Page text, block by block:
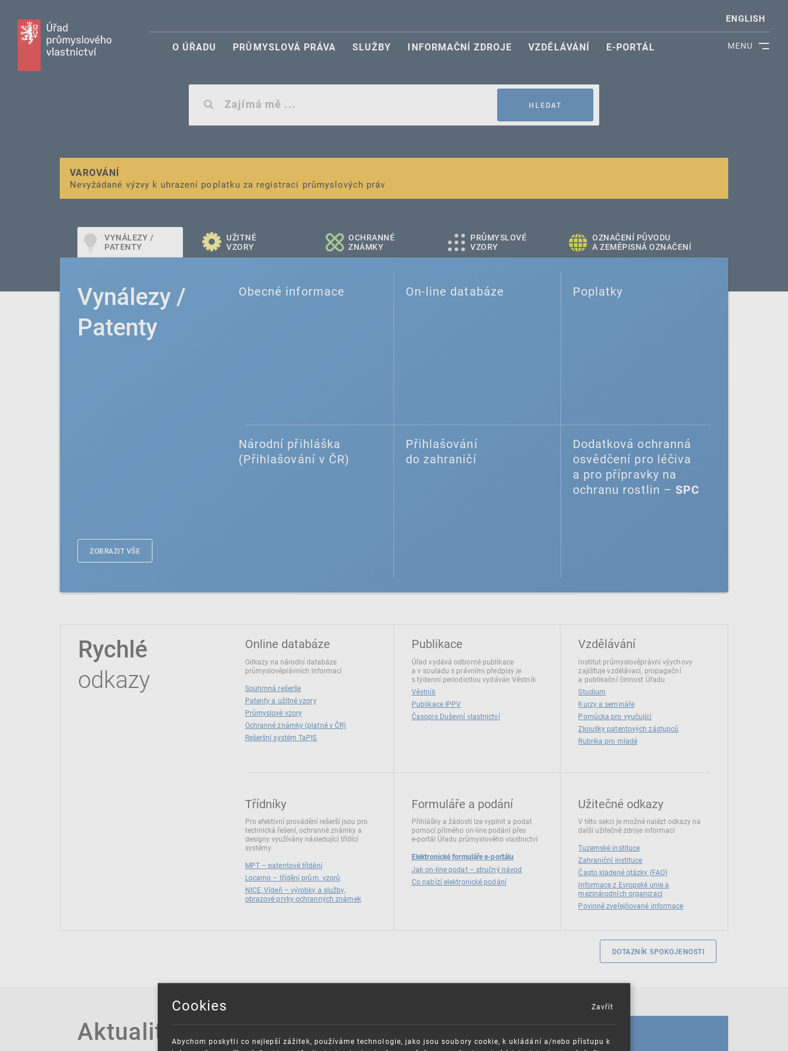
MENU
ENGLISH
O ÚŘADU PRŮMYSLOVÁ PRÁVA SLUŽBY INFORMAČNÍ ZDROJE VZDĚLÁVÁNÍ E-PORTÁL
HLEDAT
VAROVÁNÍ
Nevyžádané výzvy k uhrazení poplatku za registraci průmyslových práv
Finanční podpora
pro správu duševního vlastnictví pro malé a střední podniky
VYNÁLEZY /
PATENTY
UŽITNÉ
VZORY
OCHRANNÉ
ZNÁMKY
PRŮMYSLOVÉ
VZORY
OZNAČENÍ PŮVODU
A ZEMĚPISNÁ OZNAČENÍ
Vynálezy /
Patenty
Obecné informace On-line databáze Poplatky
Národní přihláška
(Přihlašování v ČR)
Přihlašování
do zahraničí
Dodatková ochranná
osvědčení pro léčiva
a pro přípravky na
ochranu rostlin – SPC
ZOBRAZIT VŠE
Rychlé
odkazy
Online databáze
Odkazy na národní databáze
průmyslověprávních informací
Souhrnná rešerše
Patenty a užitné vzory
Průmyslové vzory
Ochranné známky (platné v ČR)
Rešeršní systém TaPIS
Publikace
Úřad vydává odborné publikace
a v souladu s právními předpisy je
s týdenní periodicitou vydáván Věstník
Věstník
Publikace IPPV
Časopis Duševní vlastnictví
Vzdělávání
Institut průmyslověprávní výychovy
zajišťuje vzdělávací, propagační
a publikační činnost Úřadu
Studium
Kurzy a semináře
Pomůcka pro vyučující
Zkoušky patentových zástupců
Rubrika pro mladé
Třídníky
Pro efektivní provádění rešerší jsou pro
technická řešení, ochranné známky a
designy využívány následující třídící
systémy
MPT – patentové třídění
Locarno – třídění prům. vzorů
NICE, Vídeň – výrobky a služby,
obrazové prvky ochranných známek
Formuláře a podání
Přihlášky a žádosti lze vyplnit a podat
pomocí přímého on‑line podání přes
e‑portál Úřadu průmyslového vlastnictví
Elektronické formuláře e-portálu
Jak on-line podat – stručný návod
Co nabízí elektronické podání
Užitečné odkazy
V této sekci je možné nalézt odkazy na
další užitečné zdroje informací
Tuzemské instituce
Zahraniční instituce
Často kladené otázky (FAQ)
Informace z Evropské unie a
mezinárodních organizací
Povinně zveřejňované informace
DOTAZNÍK SPOKOJENOSTI
Aktuality KALENDÁŘ
Cookies
Abychom poskytli co nejlepší zážitek, používáme technologie, jako jsou soubory cookie, k ukládání a/nebo přístupu k
Zavřít